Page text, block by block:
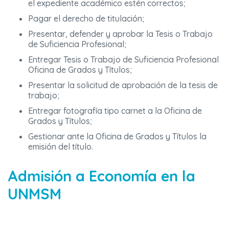
el expediente académico estén correctos;
Pagar el derecho de titulación;
Presentar, defender y aprobar la Tesis o Trabajo
de Suficiencia Profesional;
Entregar Tesis o Trabajo de Suficiencia Profesional
Oficina de Grados y Títulos;
Presentar la solicitud de aprobación de la tesis de
trabajo;
Entregar fotografía tipo carnet a la Oficina de
Grados y Títulos;
Gestionar ante la Oficina de Grados y Títulos la
emisión del título.
Admisión a Economía en la
UNMSM